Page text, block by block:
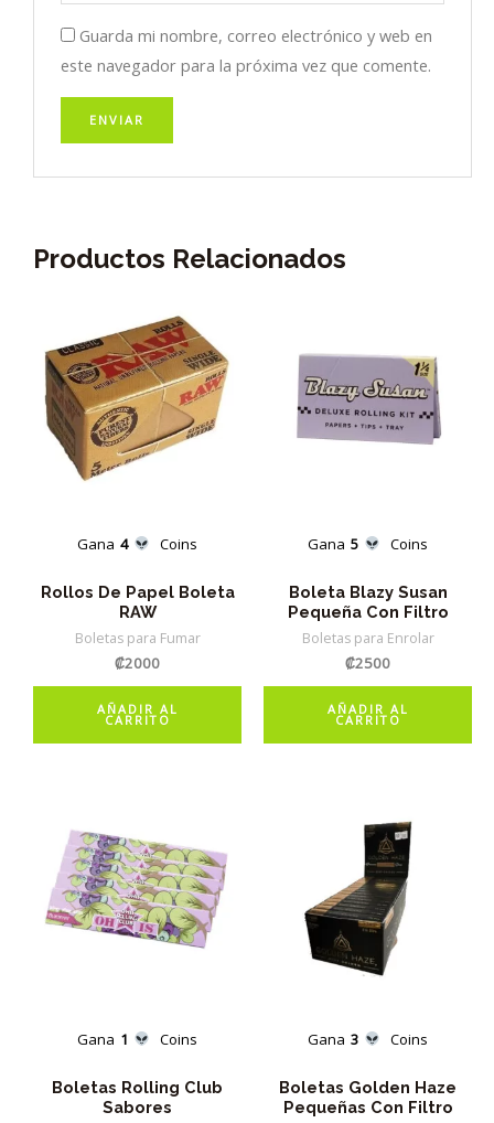
Guarda mi nombre, correo electrónico y web en
este navegador para la próxima vez que comente.
Productos Relacionados
Gana 4 Coins
Rollos De Papel Boleta
RAW
Boletas para Fumar
₡2000
AÑADIR AL
CARRITO
Gana 5 Coins
Boleta Blazy Susan
Pequeña Con Filtro
Boletas para Enrolar
₡2500
AÑADIR AL
CARRITO
Gana 1 Coins
Boletas Rolling Club
Sabores
Gana 3 Coins
Boletas Golden Haze
Pequeñas Con Filtro